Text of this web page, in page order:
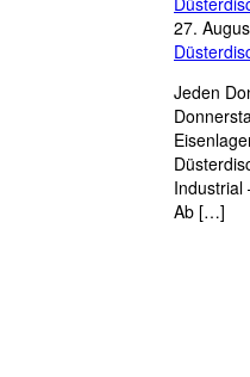
27.
Jeden
Industrial
Ab […]